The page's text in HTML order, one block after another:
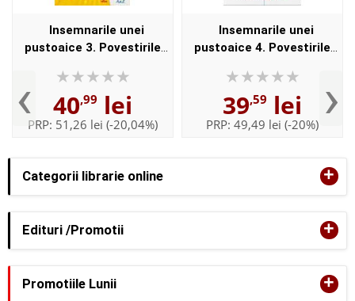
Categorii librarie online +
Edituri /Promotii +
‹
Insemnarile unei
pustoaice 3. Povestirile
de talentat - Rachel Renee
Russell
40,99 lei
PRP: 51,26 lei (-20,04%)
Insemnarile unei
pustoaice 4. Povestirile
chiar atat de gratioase -
Rachel Renee Russell
39,59 lei
PRP: 49,49 lei (-20%) ›
Promotiile Lunii +